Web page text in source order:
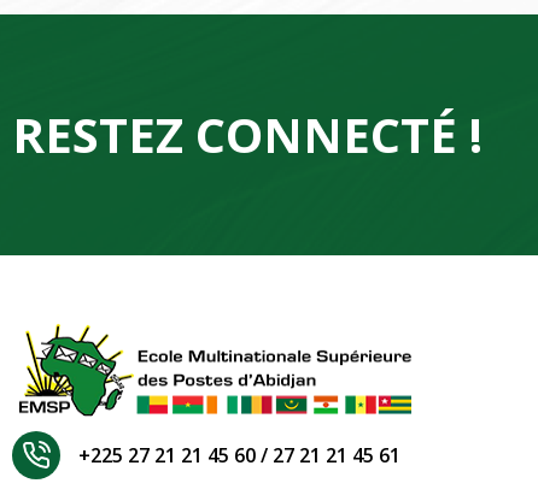
RESTEZ CONNECTÉ !
+225 27 21 21 45 60 / 27 21 21 45 61